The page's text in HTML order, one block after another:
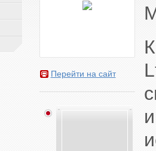
Перейти на сайт